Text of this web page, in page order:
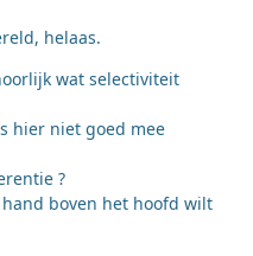
helaas.
wat selectiviteit
hier niet goed mee
?
boven het hoofd wilt